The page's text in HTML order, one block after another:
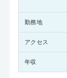
勤務地
アクセス
年収